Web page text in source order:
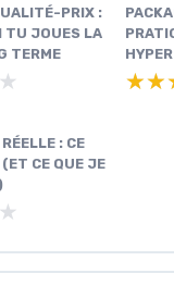
PRIX :
TU JOUES LA
TERME
: CE
(ET CE QUE JE